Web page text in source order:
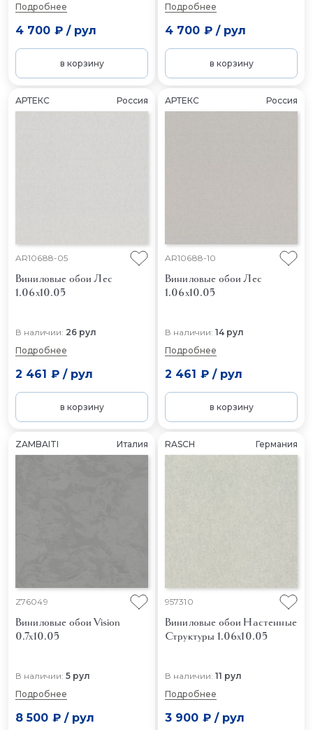
Подробнее
4 700 ₽/ рул
в корзину
Подробнее
4 700 ₽/ рул
в корзину
АРТЕКС Россия
AR10688-05
Виниловые обои Лес
1.06x10.05
В наличии: 26 рул
Подробнее
2 461 ₽/ рул
в корзину
АРТЕКС Россия
AR10688-10
Виниловые обои Лес
1.06x10.05
В наличии: 14 рул
Подробнее
2 461 ₽/ рул
в корзину
ZAMBAITI Италия
Z76049
Виниловые обои Vision
0.7x10.05
В наличии: 5 рул
Подробнее
8 500 ₽/ рул
RASCH Германия
957310
Виниловые обои Настенные
Структуры 1.06x10.05
В наличии: 11 рул
Подробнее
3 900 ₽/ рул